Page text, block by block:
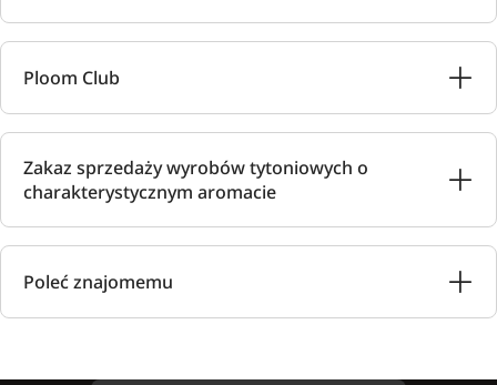
Ploom Club
Zakaz sprzedaży wyrobów tytoniowych o
charakterystycznym aromacie
Poleć znajomemu